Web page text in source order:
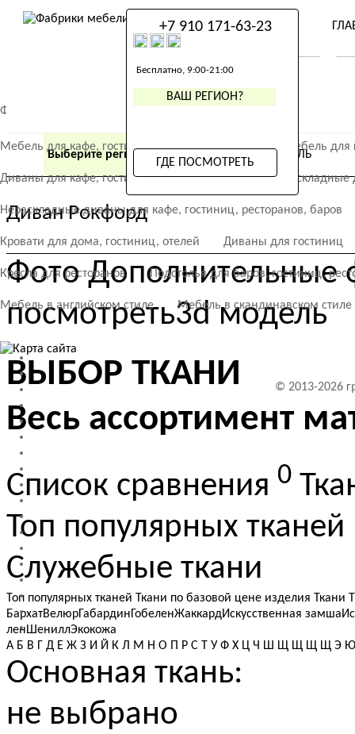
+7 910 171-63-23
Бесплатно, 9:00-21:00
ВАШ РЕГИОН?
ГДЕ ПОСМОТРЕТЬ
Кресла Диваны
Выберите регион ГДЕ ПОСМОТРЕТЬ МЕБЕЛЬ
Диван Рокфорд
Фото Дополнительные
посмотреть3d модель
ВЫБОР ТКАНИ
Весь ассортимент
Список сравнения 0
Топ популярных тканей
Служебные ткани
Топ популярных тканей Ткани по базовой цене изделия Ткани
БархатВелюрГабардин ГобеленЖаккардИскусственная замша
ленШениллЭкокожа
А Б В Г Д Е Ж З И Й К Л М Н О П Р С Т У Ф Х Ц Ч Ш Щ Щ Щ Щ Э Ю
Основная ткань:
не выбрано
+7 910 171-63-23
Фабрика мебели «ХоРеКа». Мебель для дома, ресторанов,
Мебель для кафе, гостиниц, ресторанов, баров Мебель для
Диваны для кафе, гостиниц, ресторанов, баров
Нераскладные диваны для кафе, гостиниц, ресторанов, баров
Кровати для дома, гостиниц, отелей Диваны для гостиниц
Кресла для ресторанов Подстолья для баров, гостиниц,
Мебель в английском стиле Мебель в скандинавском стиле
© 2013-2026